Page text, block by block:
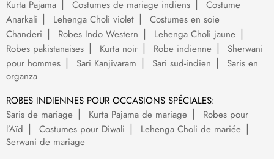
Kurta Pajama
Costumes de mariage indiens
Costume
Anarkali
Lehenga Choli violet
Costumes en soie
Chanderi
Robes Indo Western
Lehenga Choli jaune
Robes pakistanaises
Kurta noir Robe indienne
Sherwani
pour hommes
Sari Kanjivaram Sari sud-indien
Saris en
organza
ROBES INDIENNES POUR OCCASIONS SPÉCIALES:
Saris de mariage
Kurta Pajama de mariage
Robes pour
l’Aïd
Costumes pour Diwali
Lehenga Choli de mariée
Serwani de mariage